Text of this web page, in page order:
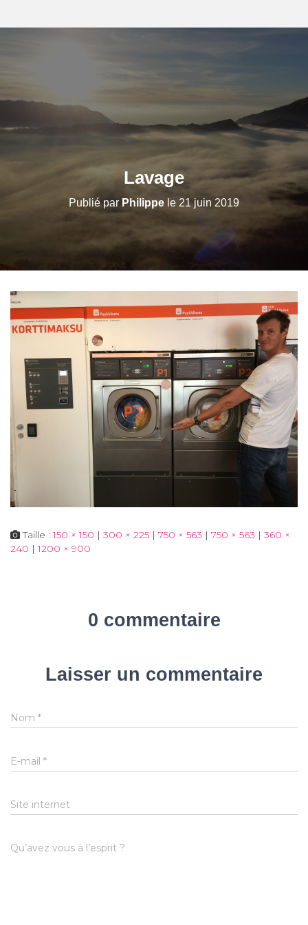
Lavage
Publié par Philippe le 21 juin 2019
Taille :150 × 150 | 300 × 225 | 750 × 563 | 750 × 563 | 360 ×
240 | 1200 × 900
0 commentaire
Laisser un commentaire
Nom *
E-mail *
Site internet
Qu’avez vous à l’esprit ?